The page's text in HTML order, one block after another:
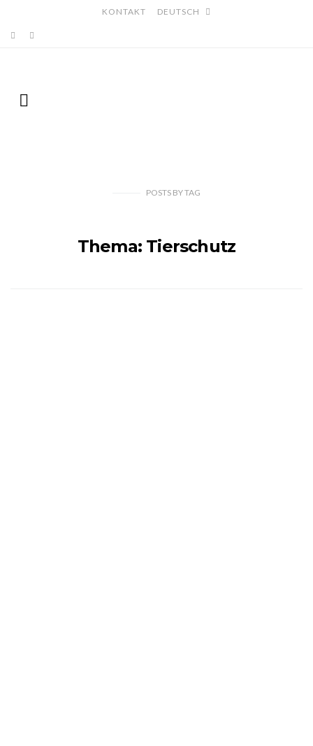
KONTAKT DEUTSCH
POSTS BYTAG
Thema: Tierschutz